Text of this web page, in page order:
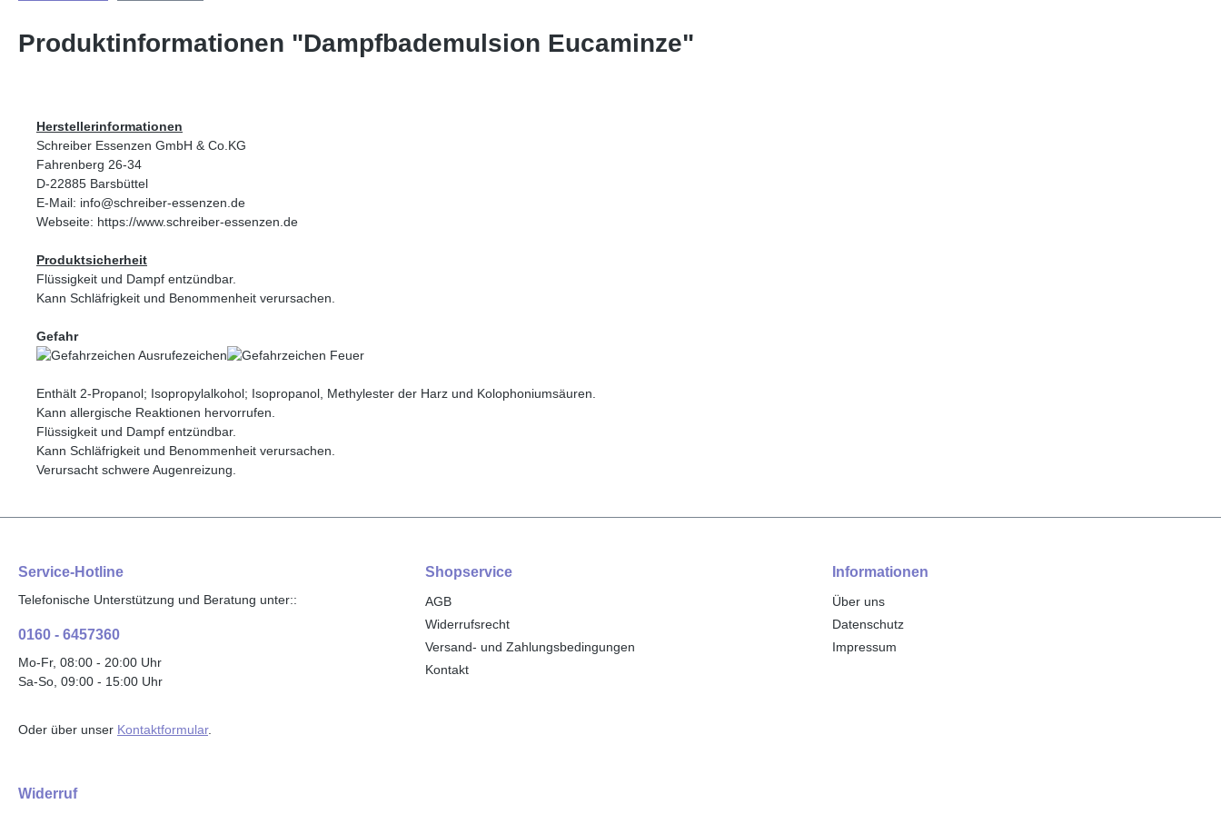
Produktinformationen "Dampfbademulsion Eucaminze"
Herstellerinformationen
Schreiber Essenzen GmbH & Co.KG
Fahrenberg 26-34
D-22885 Barsbüttel
E-Mail: info@schreiber-essenzen.de
Webseite: https://www.schreiber-essenzen.de
Produktsicherheit
Flüssigkeit und Dampf entzündbar.
Kann Schläfrigkeit und Benommenheit verursachen.
Gefahr
Enthält 2-Propanol; Isopropylalkohol; Isopropanol, Methylester der Harz und Kolophoniumsäuren.
Kann allergische Reaktionen hervorrufen.
Flüssigkeit und Dampf entzündbar.
Kann Schläfrigkeit und Benommenheit verursachen.
Verursacht schwere Augenreizung.
Service-Hotline
Telefonische Unterstützung und Beratung unter::
0160 - 6457360
Mo-Fr, 08:00 - 20:00 Uhr
Sa-So, 09:00 - 15:00 Uhr
Oder über unser Kontaktformular.
Shopservice
AGB
Widerrufsrecht
Versand- und Zahlungsbedingungen
Kontakt
Informationen
Über uns
Datenschutz
Impressum
Widerruf